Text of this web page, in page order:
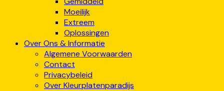
Moeilijk
Extreem
Oplossingen
Over Ons & Informatie
Algemene Voorwaarden
Contact
Privacybeleid
Over Kleurplatenparadijs